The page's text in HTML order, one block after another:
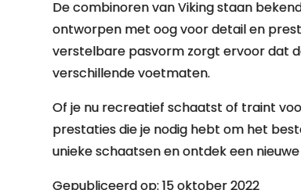
De combinoren van Viking staan
ontworpen met oog voor detail en
verstelbare pasvorm zorgt ervoor dat
verschillende voetmaten.
Of je nu recreatief schaatst of traint
prestaties die je nodig hebt om het
unieke schaatsen en ontdek een
Gepubliceerd op: 15 oktober 2022